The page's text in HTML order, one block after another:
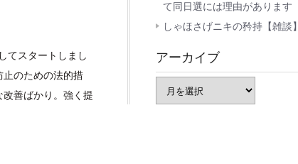
てスタートしまし
止のための法的措
善ばかり。強く提
て同日選には理由があります
しゃほさげニキの矜持【雑談】
アーカイブ